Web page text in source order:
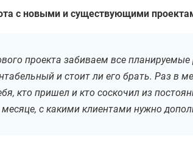
с новыми и существующими
проекта забиваем все
и стоит ли его брать. Раз в
кто пришел и кто соскочил из
с какими клиентами нужно